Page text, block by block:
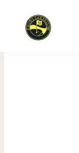
Hoppa
till